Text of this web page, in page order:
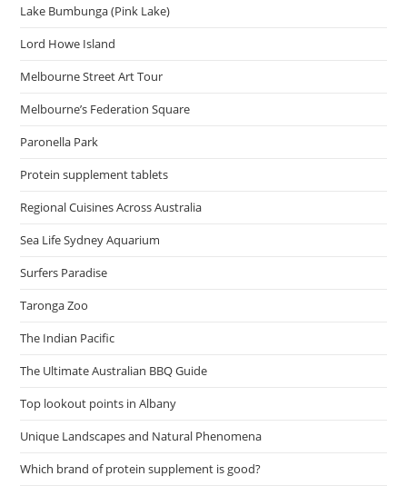
Lake Bumbunga (Pink Lake)
Lord Howe Island
Melbourne Street Art Tour
Melbourne’s Federation Square
Paronella Park
Protein supplement tablets
Regional Cuisines Across Australia
Sea Life Sydney Aquarium
Surfers Paradise
Taronga Zoo
The Indian Pacific
The Ultimate Australian BBQ Guide
Top lookout points in Albany
Unique Landscapes and Natural Phenomena
Which brand of protein supplement is good?